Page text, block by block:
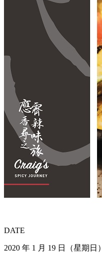
DATE
2020 年 1 月 19 日（星期日）